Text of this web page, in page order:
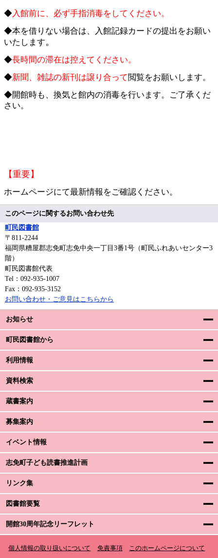
お知らせ
町民図書館から
利用情報
資料検索
蔵書案内
募集案内
イベント情報
志免町子ども読書推進計画
リンク集
図書館要覧
開館30周年記念リーフレット
◆入館前に、必ず手指消毒をしてください。
◆本を借りない場合は、入館記録カードの提出をお願い
いたします。
◆長時間の滞在は控えてください。
◆新聞、雑誌の新刊は譲り合って閲覧をお願いします。
◆開館時も、換気と館内の消毒を行います。ご了承くだ
さい。
【重要】
ホームページにて最新情報をご確認ください。
このページに関するお問い合わせ先
町民図書館
〒811‐2244
福岡県糟屋郡志免町志免中央一丁目3番1号（町民ふれあいセンター3
階）
町民図書館代表
Tel：092-935-1007
Fax：092-935-3152
お問い合わせ・ご意見はこちらから
個人情報の取り扱いについて 免責事項 このホームページについて